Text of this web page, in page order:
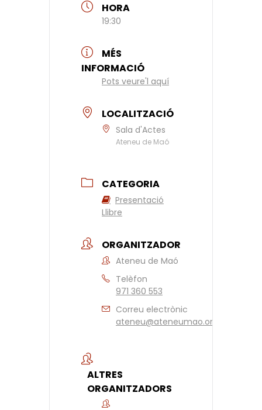
HORA
19:30
MÉS
INFORMACIÓ
Pots veure'l aquí
LOCALITZACIÓ
Sala d'Actes
Ateneu de Maó
CATEGORIA
Presentació
Llibre
ORGANITZADOR
Ateneu de Maó
Telèfon
971 360 553
Correu electrònic
ateneu@ateneumao.org
ALTRES
ORGANITZADORS